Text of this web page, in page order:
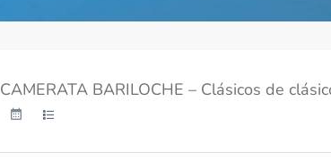
CAMERATA BARILOCHE – Clásicos de